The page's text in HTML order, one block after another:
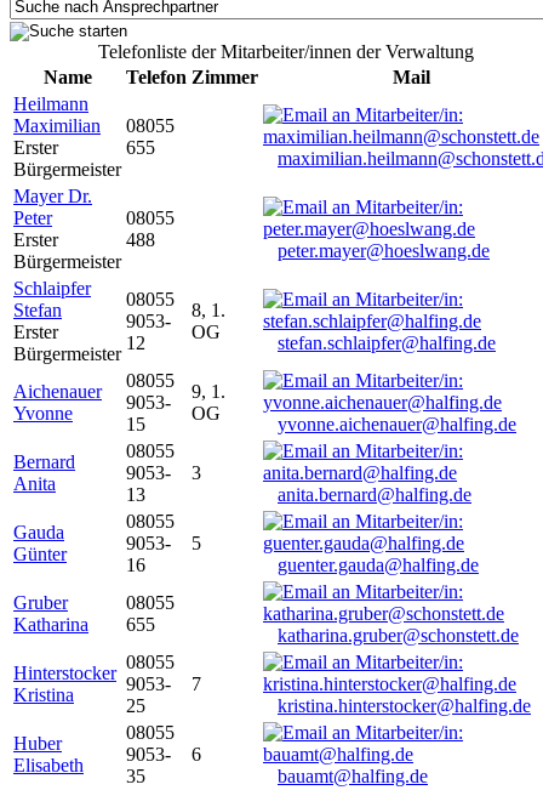
Telefonliste der Mitarbeiter/innen der Verwaltung
Name
Telefon Zimmer
Mail
Heilmann
Maximilian
Erster
Bürgermeister
08055
655
Mayer Dr.
Peter
Erster
Bürgermeister
08055
488
peter.mayer@hoeslwang.de
Schlaipfer
Stefan
Erster
Bürgermeister
08055
9053-
12
8, 1.
OG
stefan.schlaipfer@halfing.de
Aichenauer
Yvonne
08055
9053-
15
9, 1.
OG
yvonne.aichenauer@halfing.de
Bernard
Anita
08055
9053-
13
3
anita.bernard@halfing.de
Gauda
Günter
08055
9053-
16
5
guenter.gauda@halfing.de
Gruber
Katharina
08055
655
katharina.gruber@schonstett.de
Hinterstocker
Kristina
08055
9053-
25
7
kristina.hinterstocker@halfing.de
Huber
Elisabeth
08055
9053-
35
6
bauamt@halfing.de